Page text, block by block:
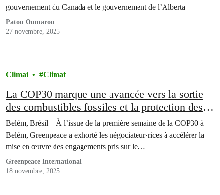
gouvernement du Canada et le gouvernement de l’Alberta
Patou Oumarou
27 novembre, 2025
Climat Climat
La COP30 marque une avancée vers la sortie
des combustibles fossiles et la protection des
forêts, mais il faut aller plus loin
Belém, Brésil – À l’issue de la première semaine de la COP30 à
Belém, Greenpeace a exhorté les négociateur·rices à accélérer la
mise en œuvre des engagements pris sur le…
Greenpeace International
18 novembre, 2025